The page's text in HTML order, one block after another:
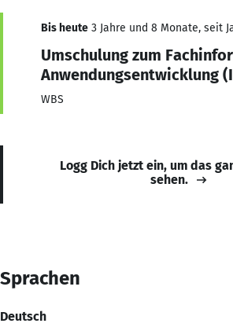
Bis heute 3 Jahre und 8 Monate, seit
Umschulung zum
Anwendungsentwicklung
WBS
Logg Dich jetzt ein, um das
sehen.
Sprachen
Deutsch